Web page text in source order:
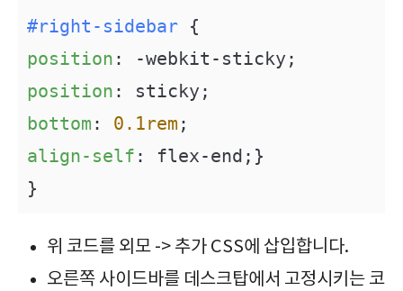
#right-sidebar
position
position
bottom : 0.1rem
align-self : flex-end;}
}
위 코드를 외모 -> 추가 CSS에 삽입합니다.
오른쪽 사이드바를 데스크탑에서 고정시키는 코